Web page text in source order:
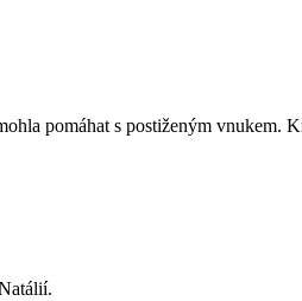
pomáhat s postiženým vnukem.